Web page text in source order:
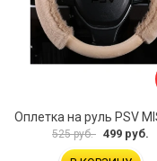
525 руб. 499 руб.